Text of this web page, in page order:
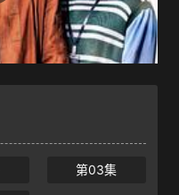
第03集